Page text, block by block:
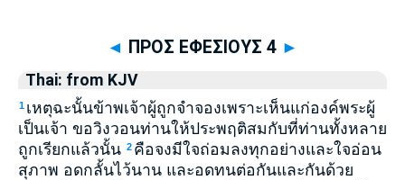
◄ ΠΡΟΣ ΕΦΕΣΙΟΥΣ 4 ►
Thai: from KJV
1 เหตุฉะนั้นข้าพเจ้าผู้ถูกจำจองเพราะเห็นแก่องค์พระผู้
เป็นเจ้า ขอวิงวอนท่านให้ประพฤติสมกับที่ท่านทั้งหลาย
ถูกเรียกแล้วนั้น 2 คือจงมีใจถ่อมลงทุกอย่างและใจอ่อน
สุภาพ อดกลั้นไว้นาน และอดทนต่อกันและกันด้วย